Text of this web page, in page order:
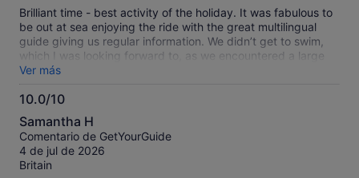
Brilliant time - best activity of the holiday. It was fabulous to
be out at sea enjoying the ride with the great multilingual
guide giving us regular information. We didn’t get to swim,
which I was looking forward to, as we encountered a large
pod of dolphins - we (the boat) decided to stay longer and
experience them in the wild! Magical! Would definitely book
again.
Ver más
10.0/10
10.0
sobre
10
Samantha H
Comentario de GetYourGuide
4 de jul de 2026
Britain